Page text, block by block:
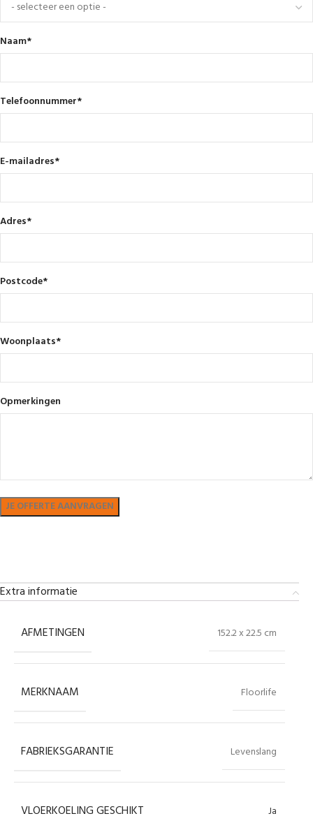
Naam*
Telefoonnummer*
E-mailadres*
Adres*
Postcode*
Woonplaats*
Opmerkingen
Extra informatie
AFMETINGEN 152.2 x 22.5 cm
MERKNAAM Floorlife
FABRIEKSGARANTIE Levenslang
VLOERKOELING GESCHIKT Ja